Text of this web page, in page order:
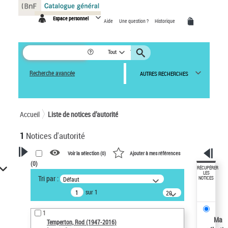
Espace personnel Aide Une question ? Historique
Tout
Recherche avancée AUTRES RECHERCHES
Accueil Liste de notices d’autorité
1 Notices d'autorité
VOTRE RECHERCHE
Recherche avancée dans les
notices d’autorité
Œuvres liées à l'auteur :
Temperton, Rod (1947-2016)
Voir la sélection (0) Ajouter à mes références
(0)
Tri par : Défaut
sur 1
20
résultats/page
1
Temperton, Rod (1947-2016)
RÉCUPÉRER
LES
NOTICES
Ma
Panneau de gestion des cookies